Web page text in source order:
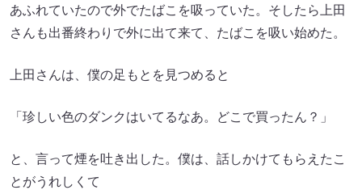
あふれていたので外でたばこを吸っていた。そしたら上田
さんも出番終わりで外に出て来て、たばこを吸い始めた。
上田さんは、僕の足もとを見つめると
「珍しい色のダンクはいてるなあ。どこで買ったん？」
と、言って煙を吐き出した。僕は、話しかけてもらえたこ
とがうれしくて